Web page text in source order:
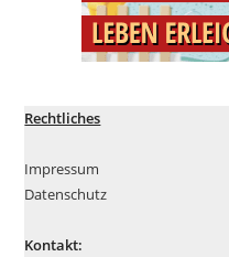
Rechtliches
Impressum
Datenschutz
Kontakt: